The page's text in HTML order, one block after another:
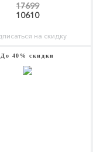
17699
10610
на скидку
До 40% скидки